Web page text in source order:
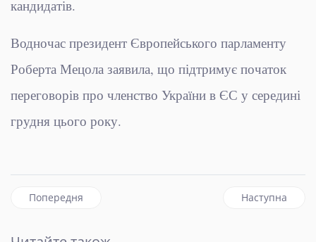
кандидатів.
Водночас президент Європейського парламенту
Роберта Мецола заявила, що підтримує початок
переговорів про членство України в ЄС у середині
грудня цього року.
Попередня стаття: Уявити ЄС без України, Молдови та
Попередня наступна
Наступна